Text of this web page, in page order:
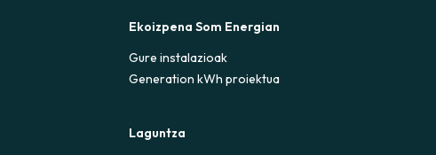
Ekoizpena Som Energian
Gure instalazioak
Generation kWh proiektua
Laguntza